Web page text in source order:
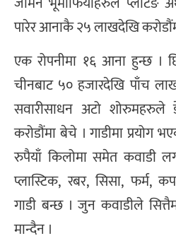
पारेर आनाकै २५ लाखदेखि
एक रोपनीमा १६ आना हुन्छ ।
चीनबाट ५० हजारदेखि पाँच
सवारीसाधन अटो
करोडौंमा बेचे । गाडीमा प्रयोग
रुपैयाँ किलोमा समेत कवाडी
प्लास्टिक, रबर, सिसा, फर्म,
गाडी बन्छ । जुन कवाडीले
मान्दैन ।